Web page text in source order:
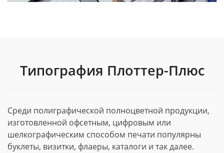
Типография Плоттер-Плюс
Среди полиграфической полноцветной продукции,
изготовленной офсетным, цифровым или
шелкографическим способом печати популярны
буклеты, визитки, флаеры, каталоги и так далее.